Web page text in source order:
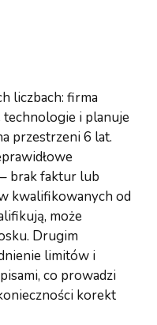
liczbach: firma
i planuje
przestrzeni 6 lat.
brak faktur lub
kwalifikowanych od
może
Drugim
limitów i
co prowadzi
korekt